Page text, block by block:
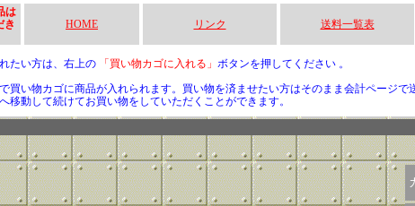
は
き
HOME リンク 送料一覧表
たい方は、右上の 「買い物カゴに入れる」 ボタンを押してください 。
買い物カゴに商品が入れられます。買い物を済ませたい方はそのまま会計ページ
移動して続けてお買い物をしていただくことができます。